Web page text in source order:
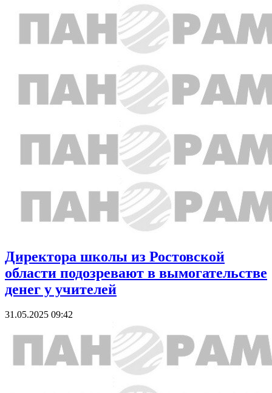
Директора школы из Ростовской
области подозревают в вымогательстве
денег у учителей
31.05.2025 09:42